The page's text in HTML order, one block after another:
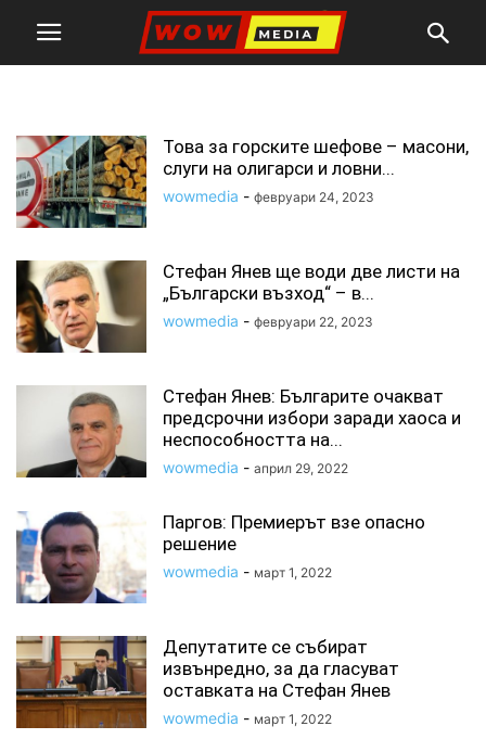
Това за горските шефове – масони,
слуги на олигарси и ловни...
wowmedia - февруари 24, 2023
Стефан Янев ще води две листи на
„Български възход“ – в...
wowmedia - февруари 22, 2023
Стефан Янев: Българите очакват
предсрочни избори заради хаоса и
неспособността на...
wowmedia - април 29, 2022
Паргов: Премиерът взе опасно
решение
wowmedia - март 1, 2022
Депутатите се събират
извънредно, за да гласуват
оставката на Стефан Янев
wowmedia - март 1, 2022